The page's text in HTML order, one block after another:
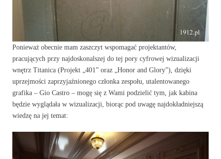
Ponieważ obecnie mam zaszczyt wspomagać projektantów,
pracujących przy najdoskonalszej do tej pory cyfrowej wizualizacji
wnętrz Titanica (Projekt „401” oraz „Honor and Glory”), dzięki
uprzejmości zaprzyjaźnionego członka zespołu, utalentowanego
grafika – Gio Castro – mogę się z Wami podzielić tym, jak kabina
będzie wyglądała w wizualizacji, biorąc pod uwagę najdokładniejszą
wiedzę na jej temat: